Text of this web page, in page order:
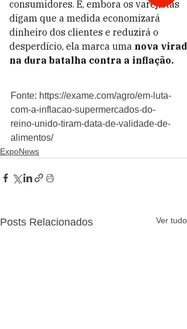
Fonte: https://exame.com/agro/em-luta-
com-a-inflacao-supermercados-do-
reino-unido-tiram-data-de-validade-de-
alimentos/
ExpoNews
Posts Relacionados Ver tudo